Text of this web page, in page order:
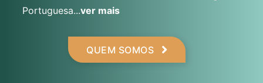
Portuguesa...ver mais
QUEM SOMOS